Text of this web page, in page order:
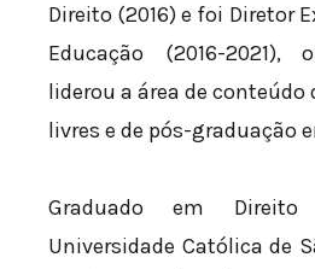
Direito (2016) e foi Diretor
Educação (2016-2021),
liderou a área de
livres e de pós-graduação
Graduado em
Universidade Católica de